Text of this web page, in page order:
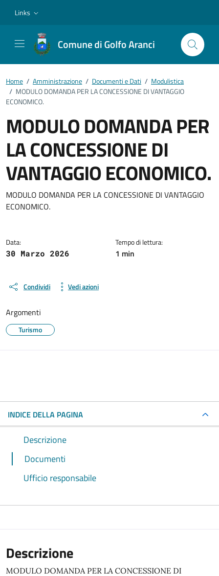
Links
Comune di Golfo Aranci
Home / Amministrazione / Documenti e Dati / Modulistica
/ MODULO DOMANDA PER LA CONCESSIONE DI VANTAGGIO
ECONOMICO.
MODULO DOMANDA PER
LA CONCESSIONE DI
VANTAGGIO ECONOMICO.
Dettagli del documento
MODULO DOMANDA PER LA CONCESSIONE DI VANTAGGIO
ECONOMICO.
Data:
30 Marzo 2026
Tempo di lettura:
1 min
Condividi Vedi azioni
Argomenti
Turismo
INDICE DELLA PAGINA
Descrizione
Documenti
Ufficio responsabile
Descrizione
MODULO DOMANDA PER LA CONCESSIONE DI